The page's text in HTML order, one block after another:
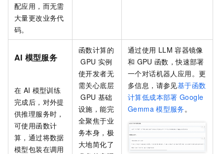
配应用，而无需
大量更改业务代
码。
AI 模型服务
在 AI 模型训练
完成后，对外提
供推理服务时，
可使用函数计
算，通过将数据
模型包装在调用
函数计算的
GPU 实例
使开发者无
需关心底层
GPU 基础
设施，能完
全聚焦于业
务本身，极
大地简化了
通过使用 LLM 容器镜像
和 GPU 函数，快速部署
一个对话机器人应用。更
多信息，请参见基于函数
计算低成本部署 Google
Gemma 模型服务。